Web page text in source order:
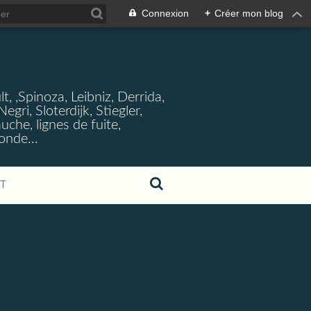
Connexion + Créer mon blog
,Spinoza, Leibniz, Derrida,
Sloterdijk, Stiegler,
lignes de fuite,